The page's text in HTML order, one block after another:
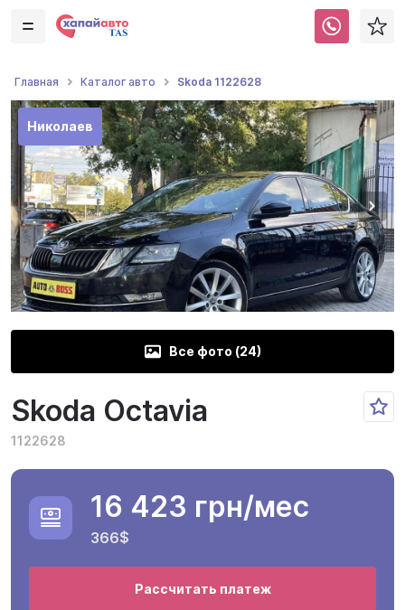
Главная Каталог авто Skoda 1122628
Николаев
Все фото (24)
Skoda Octavia
1122628
16 423 грн/мес
366$
Рассчитать платеж